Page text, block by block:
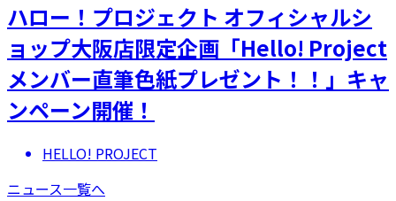
ハロー！プロジェクト オフィシャルシ
ョップ大阪店限定企画「Hello! Project
メンバー直筆色紙プレゼント！！」キャ
ンペーン開催！
HELLO! PROJECT
ニュース一覧へ